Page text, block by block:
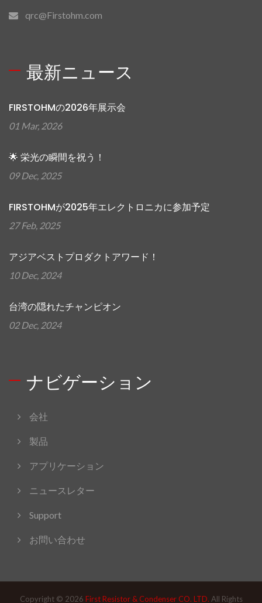
qrc@Firstohm.com
最新ニュース
FIRSTOHMの2026年展示会
01 Mar, 2026
🌟 栄光の瞬間を祝う！
09 Dec, 2025
FIRSTOHMが2025年エレクトロニカに参加予定
27 Feb, 2025
アジアベストプロダクトアワード！
10 Dec, 2024
台湾の隠れたチャンピオン
02 Dec, 2024
ナビゲーション
会社
製品
アプリケーション
ニュースレター
Support
お問い合わせ
Copyright © 2026 First Resistor & Condenser CO. LTD. All Rights